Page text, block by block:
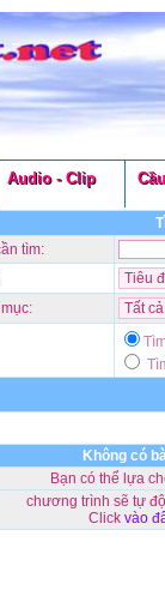
Audio - Clip
tìm:
Không có
Bạn có thể lựa
chương trình sẽ tự
Click vào